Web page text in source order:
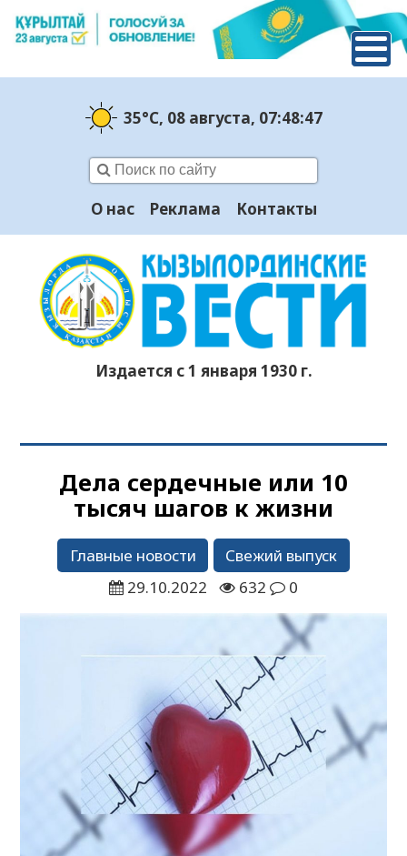
35°C, 08 августа, 07:48:48
О нас Реклама Контакты
Издается с 1 января 1930 г.
Дела сердечные или 10
тысяч шагов к жизни
Главные новости
Свежий выпуск
29.10.2022
632 0